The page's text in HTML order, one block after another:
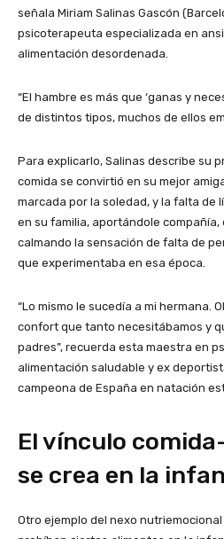
señala Miriam Salinas Gascón
psicoterapeuta especializada en
alimentación desordenada.
“El hambre es más que ‘ganas y
de distintos tipos, muchos de ellos
Para explicarlo, Salinas describe su
comida se convirtió en su mejor
marcada por la soledad, y la falta de
en su familia, aportándole
calmando la sensación de falta de
que experimentaba en esa época.
“Lo mismo le sucedía a mi hermana.
confort que tanto necesitábamos y
padres”, recuerda esta maestra en
alimentación saludable y ex
campeona de España en natación
El vínculo
se crea en la
Otro ejemplo del nexo